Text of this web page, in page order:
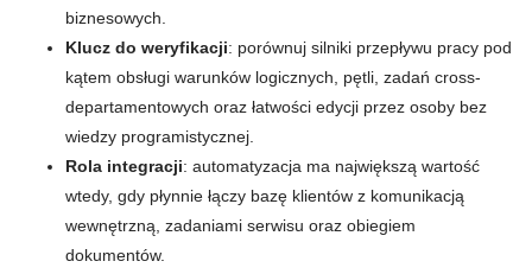
biznesowych.
Klucz do weryfikacji: porównuj silniki przepływu pracy pod
kątem obsługi warunków logicznych, pętli, zadań cross-
departamentowych oraz łatwości edycji przez osoby bez
wiedzy programistycznej.
Rola integracji: automatyzacja ma największą wartość
wtedy, gdy płynnie łączy bazę klientów z komunikacją
wewnętrzną, zadaniami serwisu oraz obiegiem
dokumentów.